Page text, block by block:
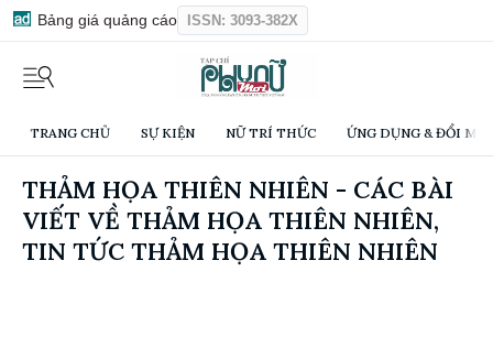
Bảng giá quảng cáo ISSN: 3093-382X
TRANG CHỦ SỰ KIỆN NỮ TRÍ THỨC ỨNG DỤNG & ĐỔI
THẢM HỌA THIÊN NHIÊN - CÁC BÀI
VIẾT VỀ THẢM HỌA THIÊN NHIÊN,
TIN TỨC THẢM HỌA THIÊN NHIÊN